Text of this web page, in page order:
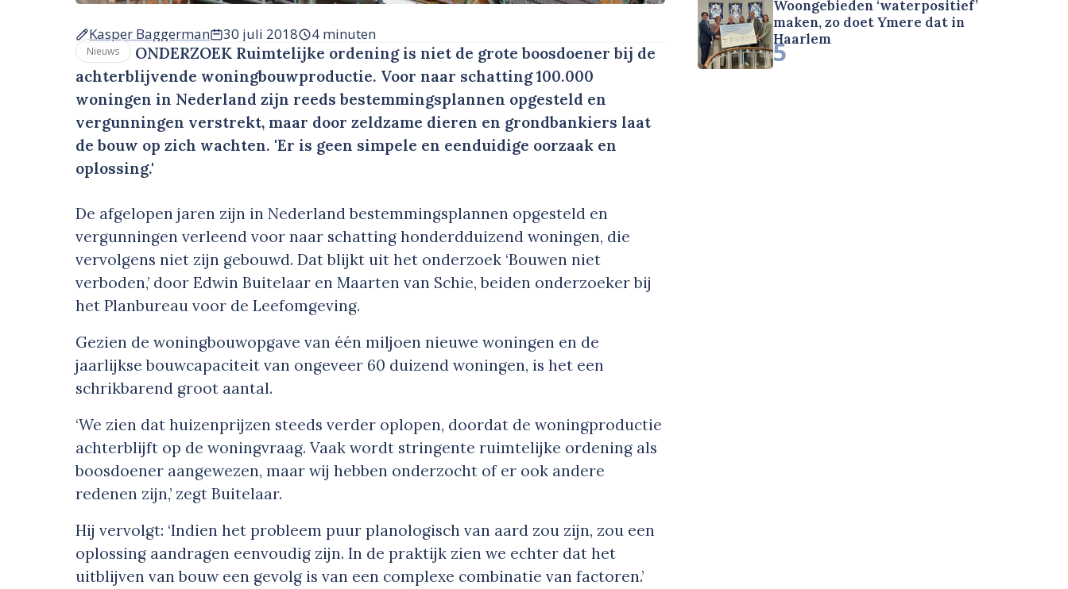
Kasper Baggerman 30 juli 2018 4 minuten
Nieuws
ONDERZOEK Ruimtelijke ordening is niet de grote boosdoener bij de
achterblijvende woningbouwproductie. Voor naar schatting 100.000
woningen in Nederland zijn reeds bestemmingsplannen opgesteld en
vergunningen verstrekt, maar door zeldzame dieren en grondbankiers laat
de bouw op zich wachten. 'Er is geen simpele en eenduidige oorzaak en
oplossing.'
De afgelopen jaren zijn in Nederland bestemmingsplannen opgesteld en
vergunningen verleend voor naar schatting honderdduizend woningen, die
vervolgens niet zijn gebouwd. Dat blijkt uit het onderzoek ‘Bouwen niet
verboden,’ door Edwin Buitelaar en Maarten van Schie, beiden onderzoeker bij
het Planbureau voor de Leefomgeving.
Gezien de woningbouwopgave van één miljoen nieuwe woningen en de
jaarlijkse bouwcapaciteit van ongeveer 60 duizend woningen, is het een
schrikbarend groot aantal.
‘We zien dat huizenprijzen steeds verder oplopen, doordat de woningproductie
achterblijft op de woningvraag. Vaak wordt stringente ruimtelijke ordening als
boosdoener aangewezen, maar wij hebben onderzocht of er ook andere
redenen zijn,’ zegt Buitelaar.
Hij vervolgt: ‘Indien het probleem puur planologisch van aard zou zijn, zou een
oplossing aandragen eenvoudig zijn. In de praktijk zien we echter dat het
uitblijven van bouw een gevolg is van een complexe combinatie van factoren.’
Woongebieden ‘waterpositief’
maken, zo doet Ymere dat in
Haarlem
5